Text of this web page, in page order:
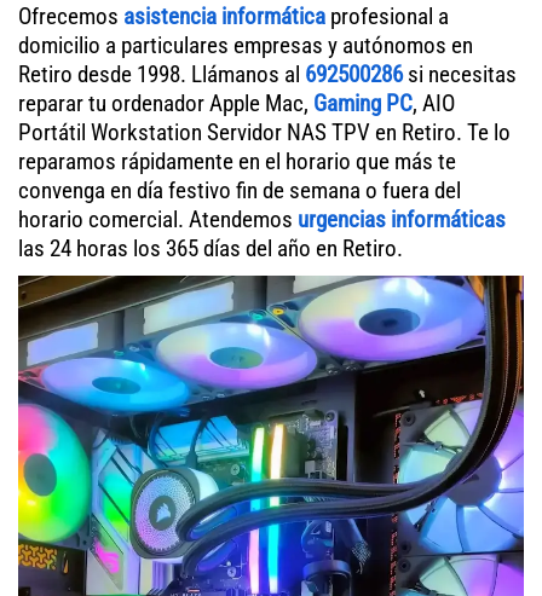
Ofrecemos asistencia informática profesional a
domicilio a particulares empresas y autónomos en
Retiro desde 1998. Llámanos al 692500286si necesitas
reparar tu ordenador Apple Mac, Gaming PC, AIO
Portátil Workstation Servidor NAS TPV en Retiro. Te lo
reparamos rápidamente en el horario que más te
convenga en día festivo fin de semana o fuera del
horario comercial. Atendemos urgencias informáticas
las 24 horas los 365 días del año en Retiro.